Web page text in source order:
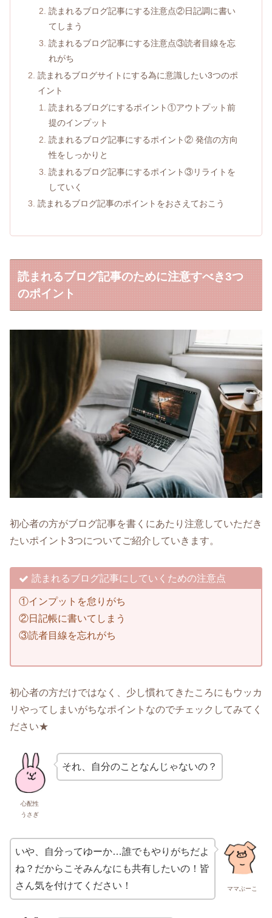
読まれるブログ記事にする注意点②日記調に書い
てしまう
読まれるブログ記事にする注意点③読者目線を忘
れがち
読まれるブログサイトにする為に意識したい3つのポ
イント
読まれるブログにするポイント①アウトプット前
提のインプット
読まれるブログ記事にするポイント② 発信の方向
性をしっかりと
読まれるブログ記事にするポイント③リライトを
していく
読まれるブログ記事のポイントをおさえておこう
読まれるブログ記事のために注意すべき3つ
のポイント
初心者の方がブログ記事を書くにあたり注意していただき
たいポイント3つについてご紹介していきます。
読まれるブログ記事にしていくための注意点
①インプットを怠りがち
②日記帳に書いてしまう
③読者目線を忘れがち
初心者の方だけではなく、少し慣れてきたころにもウッカ
リやってしまいがちなポイントなのでチェックしてみてく
ださい★
心配性
うさぎ
それ、自分のことなんじゃないの？
ママぶーこ
いや、自分ってゆーか…誰でもやりがちだよ
ね？だからこそみんなにも共有したいの！皆
さん気を付けてください！